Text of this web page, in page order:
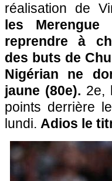
réalisation de
les
reprendre à
des buts de
Nigérian ne
jaune (80e). 2e,
points derrière
lundi. Adios le